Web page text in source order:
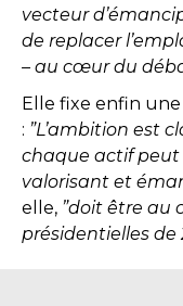
vecteur
de replacer
– au cœur du
Elle fixe enfin
: ”L’ambition est
chaque actif peut
valorisant et
elle, ”doit être au
présidentielles de